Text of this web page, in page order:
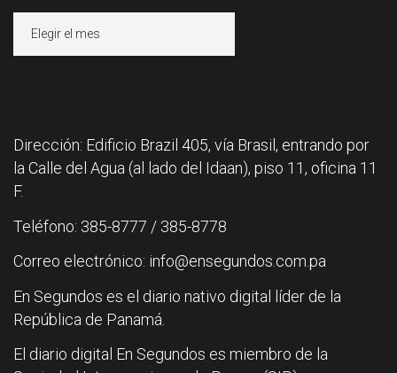
Dirección: Edificio Brazil 405, vía Brasil, entrando por
la Calle del Agua (al lado del Idaan), piso 11, oficina 11
F.
Teléfono: 385-8777 / 385-8778
Correo electrónico: info@ensegundos.com.pa
En Segundos es el diario nativo digital líder de la
República de Panamá.
El diario digital En Segundos es miembro de la